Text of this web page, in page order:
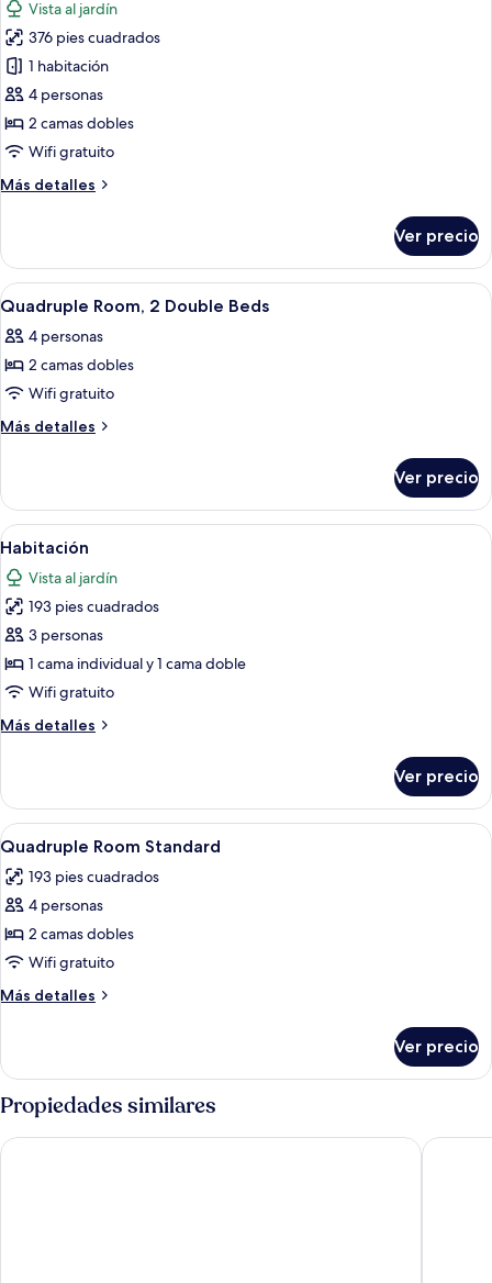
las
fotos
de
Habitación
cuádruple,
2
matrimoniales
Vista al jardín
376 pies cuadrados
1 habitación
4 personas
2 camas dobles
Wifi gratuito
Más detalles
Más
cuádruple,
camas
matrimoniales
Ver precio
Abrir
todas
las
fotos
de
Quadruple
Double
Beds
Habitación de hotel con dos camas,
8
Quadruple Room, 2 Double Beds
4 personas
2 camas dobles
Wifi gratuito
Más detalles
Más
Room,
Double
Beds
Ver precio
Abrir
todas
las
fotos
de
Habitación
Edredón, caja de seguridad en la
8
Habitación
Vista al jardín
193 pies cuadrados
3 personas
1 cama individual y 1 cama doble
Wifi gratuito
Más detalles
Más
Ver precio
Abrir
todas
las
fotos
de
Quadruple
Room
Standard
Edredón, caja de seguridad en la
13
Quadruple Room Standard
193 pies cuadrados
4 personas
2 camas dobles
Wifi gratuito
Más detalles
Más
Room
Standard
Ver precio
Propiedades similares
Essen's Hotel Varali